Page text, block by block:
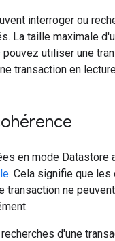
interroger ou
La taille maximale
pouvez utiliser une
transaction en
en mode Datastore
. Cela signifie que les
transaction ne
d'une